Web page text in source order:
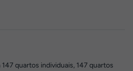
quartos individuais, 147 quartos